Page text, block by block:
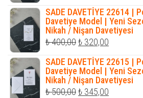
fiyat:
₺ 550,00.fiyat:
₺ 423,00.
SADE DAVETİYE 22614 |
Davetiye Model | Yeni
Nikah / Nişan Davetiyesi
₺400,00Orijinal
fiyat:
₺ 400,00.
₺ 320,00
fiyat:
₺ 320,00.
SADE DAVETİYE 22615 |
Davetiye Model | Yeni
Nikah / Nişan Davetiyesi
₺500,00Orijinal
₺ 345,00